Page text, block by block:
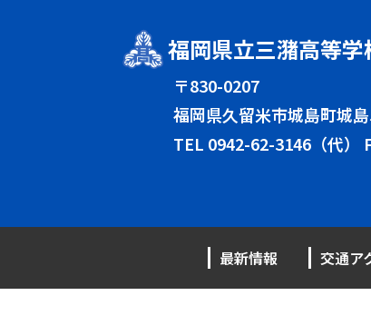
福岡県立三潴高等学
〒830-0207
福岡県久留米市城島町城
TEL 0942-62-3146（代）
最新情報 交通ア